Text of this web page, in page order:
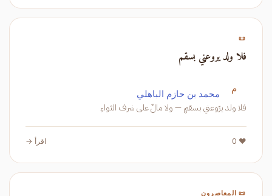
📜
فلا ولد يروعني بسقم
م محمد بن حازم الباهلي
فلا ولد يرّوعني بسقمٍ — ولا مالٌ على شرف الثواءِ
❤️ 0 اقرأ →
📜 المعاصرون